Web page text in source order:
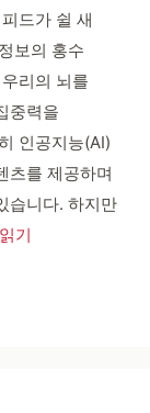
드가 쉴 새
보의 홍수
리의 뇌를
중력을
인공지능(AI)
츠를 제공하며
습니다. 하지만
기